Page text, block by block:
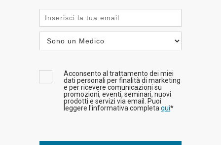
Acconsento al trattamento dei miei
dati personali per finalità di marketing
e per ricevere comunicazioni su
promozioni, eventi, seminari, nuovi
prodotti e servizi via email. Puoi
leggere l'informativa completa qui*